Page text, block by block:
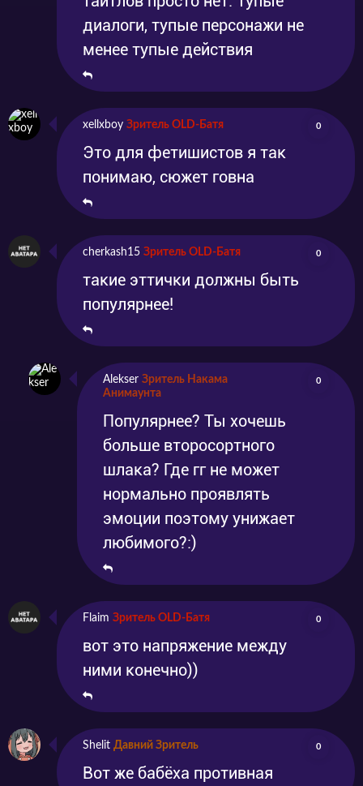
диалоги, тупые персонажи не
менее тупые действия
xellxboy Зритель OLD-Батя 0
Это для фетишистов я так
понимаю, сюжет говна
cherkash15 Зритель OLD-Батя 0
такие эттички должны быть
популярнее!
Alekser Зритель Накама
Анимаунта
0
Популярнее? Ты хочешь
больше второсортного
шлака? Где гг не может
нормально проявлять
эмоции поэтому унижает
любимого?:)
Flaim Зритель OLD-Батя 0
вот это напряжение между
ними конечно))
Shelit Давний Зритель 0
Вот же бабёха противная